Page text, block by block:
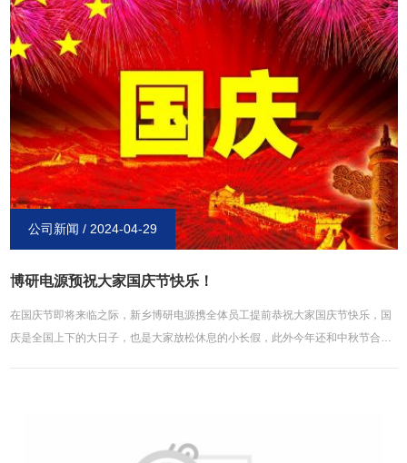
品牌企业的带动，必定会取代良好的效果。2、国家出台抑铅扬锂的政策，将给予
制造、销售与消费锂电电动车的政策支持，例如税收、补贴、简化审批流程等
等。3、对铅酸电池的使用征收一定的消费税，或是对污染征费，并以此来补贴使
用锂电电动车的企业。4、整车和零部件企业正在联手来解决电控系统在装配锂电
池上存在的技术问题，解决在安全、续行里程、使用寿命等技术上的瓶颈。5、为
了降低制造上的成本，锂电池企业正在研制和铅酸电池相比更具性价比优势的
**、清洁的新能源电池。能够肯定的是，新能源电动车的时代已经到来，到时锂
电池取代铅酸电池，也只是时间上的问题。
公司新闻 / 2024-04-29
博研电源预祝大家国庆节快乐！
在国庆节即将来临之际，新乡博研电源携全体员工提前恭祝大家国庆节快乐，国
庆是全国上下的大日子，也是大家放松休息的小长假，此外今年还和中秋节合二
持创新趋势，为电池行业提供****、优价的产品。2017十一国庆期间，我公司业